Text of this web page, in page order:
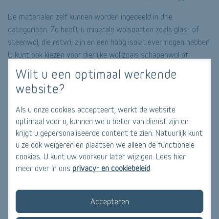
Wilt u een optimaal werkende
website?
Als u onze cookies accepteert, werkt de website
optimaal voor u, kunnen we u beter van dienst zijn en
krijgt u gepersonaliseerde content te zien. Natuurlijk kunt
u ze ook weigeren en plaatsen we alleen de functionele
cookies. U kunt uw voorkeur later wijzigen. Lees hier
meer over in ons privacy- en cookiebeleid
Accepteren
De materialen zelf kunnen worden ingedeeld in drie
categorieën. Zo heeft u minerale wolsoorten zoals glas- of
steenwol, die rotvrij zijn en een hoog isolatievermogen hebben.
U kunt ook kiezen voor dierlijke wol zoals schapenwol of
eendenveren, en plantaardige wol uit katoen, hennep of
cellulose. Plantaardige wol wordt vaak behandeld met een
insectenwerende laag.
Wat zijn de voordelen van dakisolatie van binnenuit?
Mits het dak in perfecte staat is en niet gerepareerd hoeft te
worden, is het grote voordeel van isolatie van binnenuit dat
de balken, het gebint en de bekleding gewoon behouden blijven.
De werken zijn veel minder ingrijpend dan bij uitwendige
Met een goed geïsoleerd dak nemen energieverliezen en